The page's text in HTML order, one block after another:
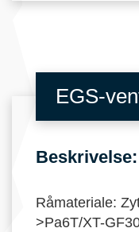
EGS-
Beskrivelse:
Råmateriale:
>Pa6T/XT-